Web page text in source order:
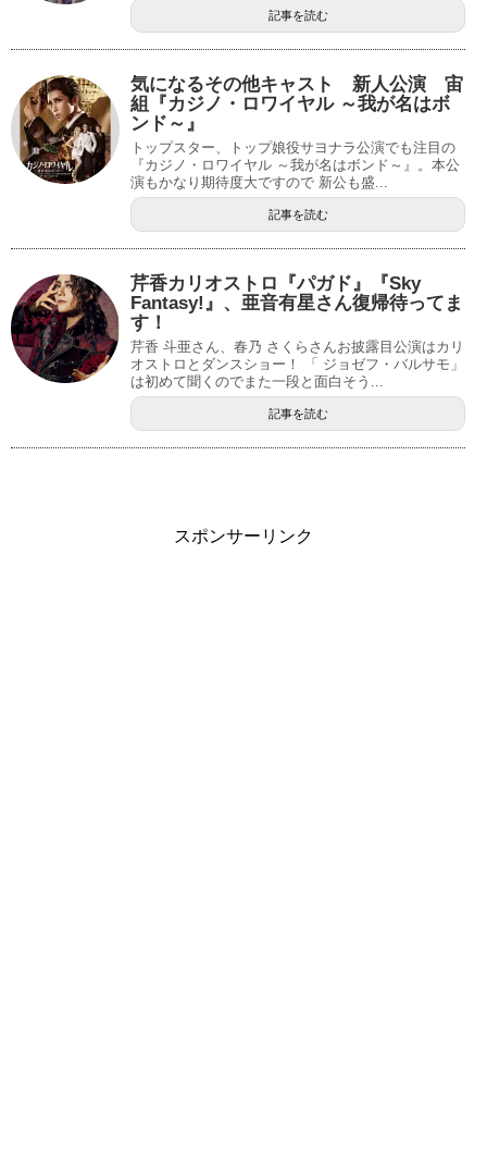
記事を読む
気になるその他キャスト 新人公演 宙
組『カジノ・ロワイヤル ～我が名はボ
ンド～』
トップスター、トップ娘役サヨナラ公演でも注目の
『カジノ・ロワイヤル ～我が名はボンド～』。本公
演もかなり期待度大ですので 新公も盛...
記事を読む
芹香カリオストロ『パガド』『Sky
Fantasy!』、亜音有星さん復帰待ってま
す！
芹香 斗亜さん、春乃 さくらさんお披露目公演はカリ
オストロとダンスショー！ 「 ジョゼフ・バルサモ」
は初めて聞くのでまた一段と面白そう...
記事を読む
スポンサーリンク